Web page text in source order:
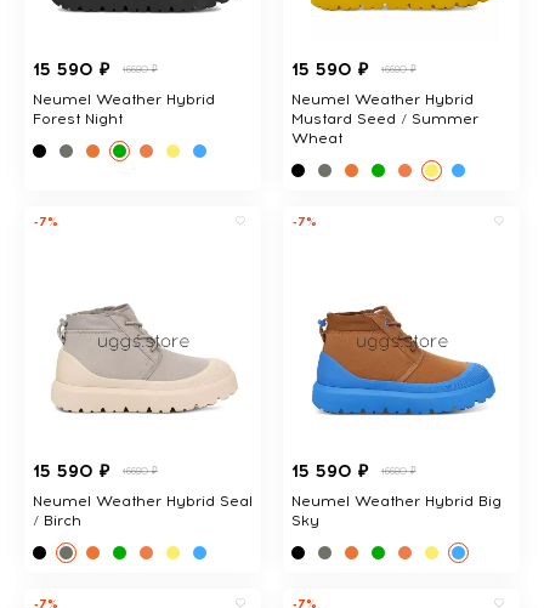
15 590 ₽ 16680 ₽
Neumel Weather Hybrid
Forest Night
15 590 ₽ 16680 ₽
Neumel Weather Hybrid
Mustard Seed / Summer
Wheat
-7%
15 590 ₽ 16680 ₽
Neumel Weather Hybrid Seal
/ Birch
-7%
15 590 ₽ 16680 ₽
Neumel Weather Hybrid Big
Sky
-7% -7%